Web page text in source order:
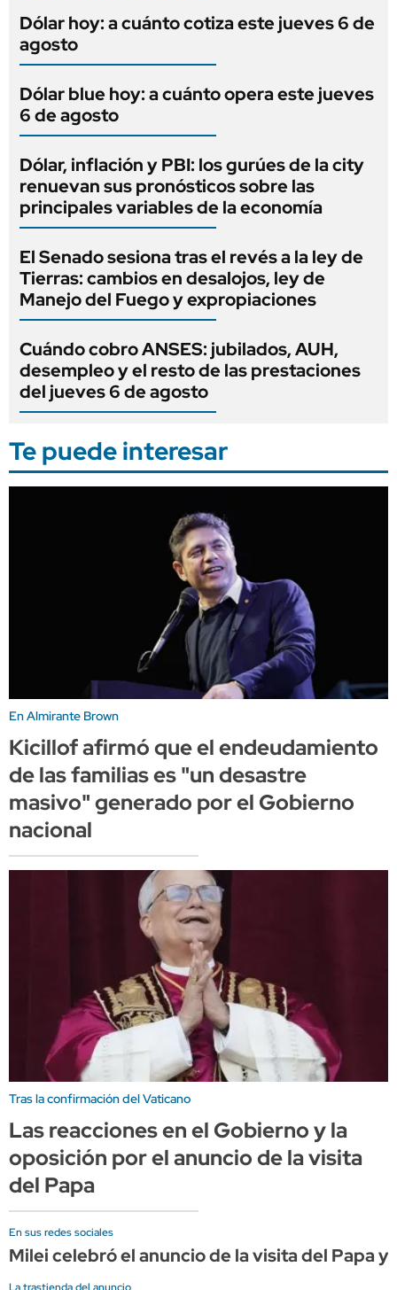
Dólar hoy: a cuánto cotiza este jueves 6 de
agosto
Dólar blue hoy: a cuánto opera este jueves
6 de agosto
Dólar, inflación y PBI: los gurúes de la city
renuevan sus pronósticos sobre las
principales variables de la economía
El Senado sesiona tras el revés a la ley de
Tierras: cambios en desalojos, ley de
Manejo del Fuego y expropiaciones
Cuándo cobro ANSES: jubilados, AUH,
desempleo y el resto de las prestaciones
del jueves 6 de agosto
Te puede interesar
En Almirante Brown
Kicillof afirmó que el endeudamiento
de las familias es "un desastre
masivo" generado por el Gobierno
nacional
Tras la confirmación del Vaticano
Las reacciones en el Gobierno y la
oposición por el anuncio de la visita
del Papa
En sus redes sociales
Milei celebró el anuncio de la visita del Papa